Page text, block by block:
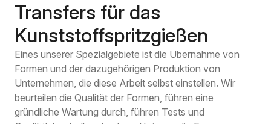
Transfers für das
Kunststoffspritzgießen
Eines unserer Spezialgebiete ist die Übernahme von
Formen und der dazugehörigen Produktion von
Unternehmen, die diese Arbeit selbst einstellen. Wir
beurteilen die Qualität der Formen, führen eine
gründliche Wartung durch, führen Tests und